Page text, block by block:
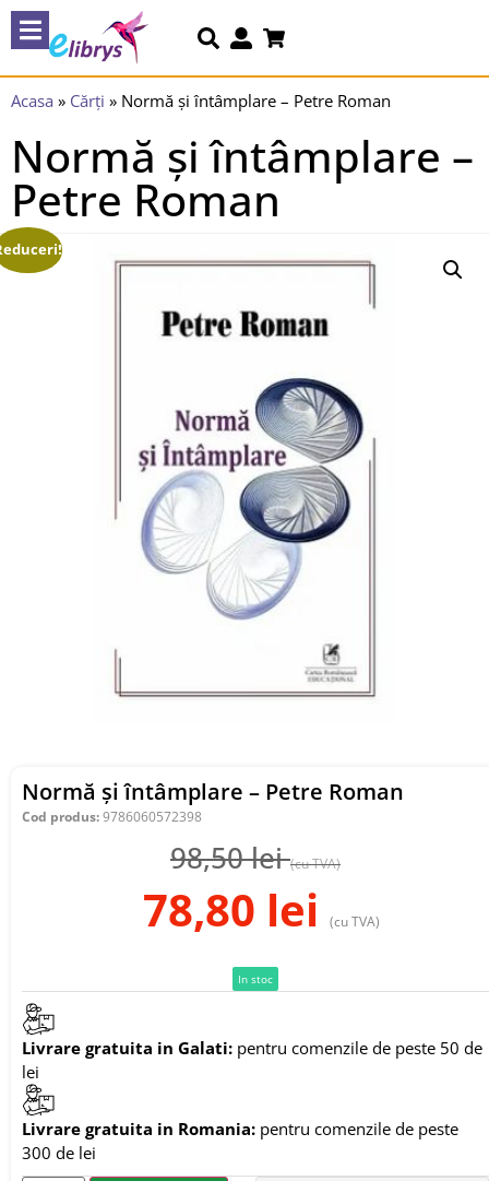
Acasa » Cărți » Normă și întâmplare – Petre Roman
Normă și întâmplare –
Petre Roman
Normă și întâmplare – Petre Roman
Cod produs:9786060572398
98,50lei (cu TVA)
78,80 lei (cu TVA)
In stoc
Livrare gratuita in Galati: pentru comenzile de peste 50 de
lei
Livrare gratuita in Romania: pentru comenzile de peste
300 de lei